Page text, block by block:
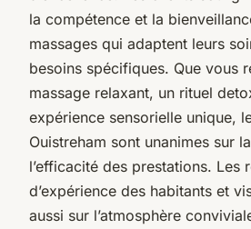
la compétence et la
massages qui adaptent leurs
besoins spécifiques. Que vous
massage relaxant, un rituel
expérience sensorielle unique,
Ouistreham sont unanimes sur
l’efficacité des prestations. Les
d’expérience des habitants et
aussi sur l’atmosphère